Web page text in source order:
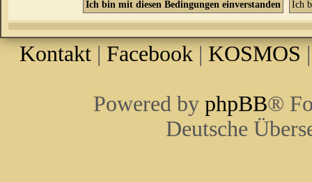
Kontakt | Facebook | KOSMOS
Powered by phpBB®
Deutsche